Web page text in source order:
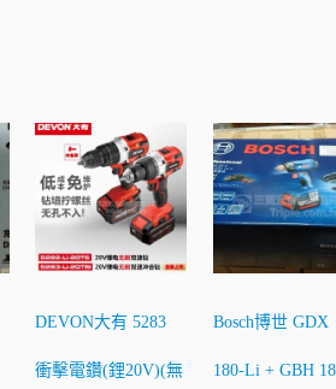
DEVON大有 5283
衝擊電鑽(鋰20V)(無
Bosch博世 GDX
180-Li + GBH